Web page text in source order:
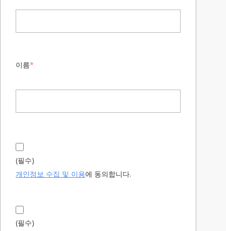
이름*
(필수)
개인정보 수집 및 이용에 동의합니다.
(필수)